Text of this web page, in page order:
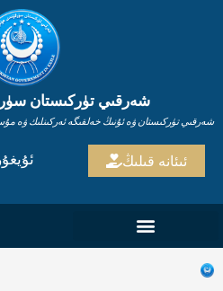
شەرقىي تۈركىستان
شەرقىي تۈركىستان ۋە ئۇنىڭ خەلقىگە ئەركىنلىك ۋە
ئىئانە قىلىڭ